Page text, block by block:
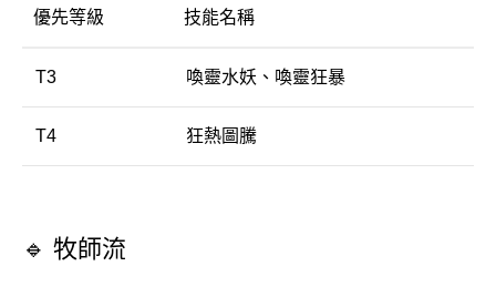
優先等級 技能名稱
T3 喚靈水妖、喚靈狂暴
T4 狂熱圖騰
🔹 牧師流